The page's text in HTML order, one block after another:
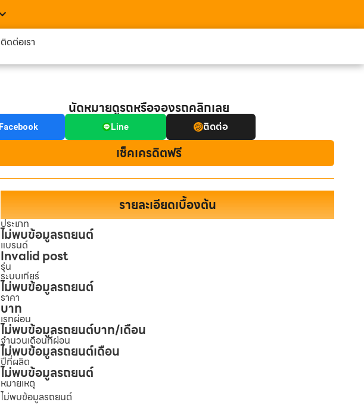
ติดต่อเรา
นัดหมายดูรถหรือจองรถคลิกเลย
Facebook Line ติดต่อ
เช็คเครดิตฟรี
รายละเอียดเบื้องต้น
ประเภท
ไม่พบข้อมูลรถยนต์
แบรนด์
Invalid post
รุ่น
ระบบเกียร์
ไม่พบข้อมูลรถยนต์
ราคา
บาท
เรทผ่อน
ไม่พบข้อมูลรถยนต์บาท/เดือน
จำนวนเดือนที่ผ่อน
ไม่พบข้อมูลรถยนต์เดือน
ปีที่ผลิต
ไม่พบข้อมูลรถยนต์
หมายเหตุ
ไม่พบข้อมูลรถยนต์